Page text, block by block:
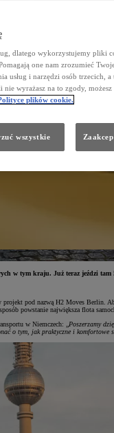
w tym kraju. Już teraz jeździ
pod nazwą H2 Moves Berlin.
powstanie największa flota
w Niemczech: „ Poszerzamy
o tym, jak praktyczne i komfortowe
dlatego wykorzystujemy pliki
one nam zrozumieć
usług i narzędzi osób trzecich, a
wyrażasz na to zgody, możesz
plików cookie.
wszystkie